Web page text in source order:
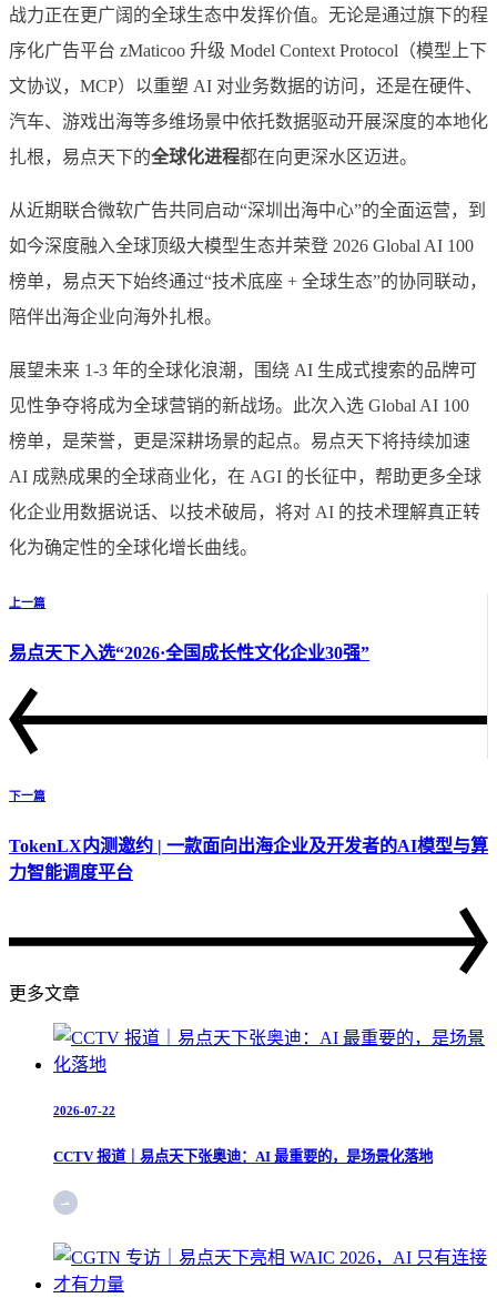
战力正在更广阔的全球生态中发挥价值。无论是通过旗下的程
序化广告平台 zMaticoo 升级 Model Context Protocol（模型上下
文协议，MCP）以重塑 AI 对业务数据的访问，还是在硬件、
汽车、游戏出海等多维场景中依托数据驱动开展深度的本地化
扎根，易点天下的全球化进程都在向更深水区迈进。
从近期联合微软广告共同启动“深圳出海中心”的全面运营，到
如今深度融入全球顶级大模型生态并荣登 2026 Global AI 100
榜单，易点天下始终通过“技术底座 + 全球生态”的协同联动，
陪伴出海企业向海外扎根。
展望未来 1-3 年的全球化浪潮，围绕 AI 生成式搜索的品牌可
见性争夺将成为全球营销的新战场。此次入选 Global AI 100
榜单，是荣誉，更是深耕场景的起点。易点天下将持续加速
AI 成熟成果的全球商业化，在 AGI 的长征中，帮助更多全球
化企业用数据说话、以技术破局，将对 AI 的技术理解真正转
化为确定性的全球化增长曲线。
上一篇
易点天下入选“2026·全国成长性文化企业30强”
下一篇
TokenLX内测邀约 | 一款面向出海企业及开发者的AI模型与算
力智能调度平台
更多文章
2026-07-22
CCTV 报道｜易点天下张奥迪：AI 最重要的，是场景化落地